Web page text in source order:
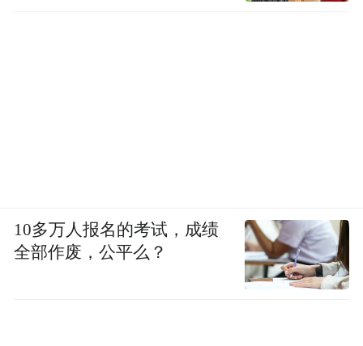
10多万人报名的考试，成绩
全部作废，公平么？